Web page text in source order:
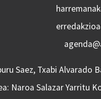
Saez, Txabi
Naroa Salazar Yarritu